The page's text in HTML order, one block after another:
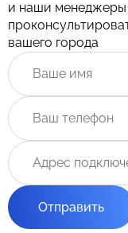
и наши менеджеры
вашего города
Отправить